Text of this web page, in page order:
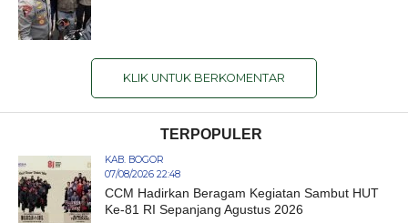
KLIK UNTUK BERKOMENTAR
TERPOPULER
KAB. BOGOR
07/08/2026 22:48
CCM Hadirkan Beragam Kegiatan Sambut HUT
Ke-81 RI Sepanjang Agustus 2026